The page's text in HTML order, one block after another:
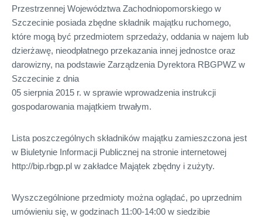
Przestrzennej Województwa Zachodniopomorskiego w
Szczecinie posiada zbędne składnik majątku ruchomego,
które mogą być przedmiotem sprzedaży, oddania w najem lub
dzierżawę, nieodpłatnego przekazania innej jednostce oraz
darowizny, na podstawie Zarządzenia Dyrektora RBGPWZ w
Szczecinie z dnia
05 sierpnia 2015 r. w sprawie wprowadzenia instrukcji
gospodarowania majątkiem trwałym.
Lista poszczególnych składników majątku zamieszczona jest
w Biuletynie Informacji Publicznej na stronie internetowej
http://bip.rbgp.pl w zakładce Majątek zbędny i zużyty.
Wyszczególnione przedmioty można oglądać, po uprzednim
umówieniu się, w godzinach 11:00-14:00 w siedzibie